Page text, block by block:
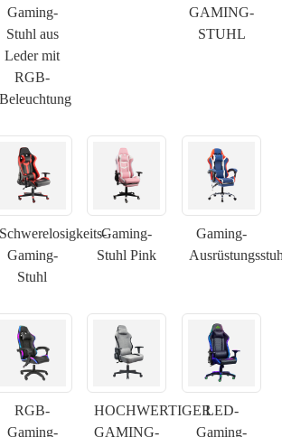
Gaming-
Stuhl aus
Leder mit
RGB-
Beleuchtung
GAMING-
STUHL
Schwerelosigkeits-
Gaming-
Stuhl
Gaming-
Stuhl Pink
Gaming-
RGB-
Gaming-
HOCHWERTIGER
GAMING-
LED-
Gaming-